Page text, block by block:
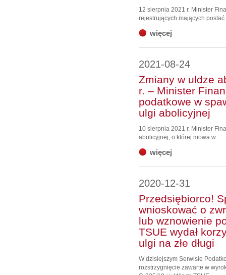
12 sierpnia 2021 r. Minister
rejestrujących mających postać
więcej
2021-08-24
Zmiany w uldze
r. – Minister
podatkowe w
ulgi abolicyjnej
10 sierpnia 2021 r. Minister
abolicyjnej, o której mowa w ...
więcej
2020-12-31
Przedsiębiorco!
wnioskować o
lub wznowienie
TSUE wydał
ulgi na złe długi
W dzisiejszym Serwisie
rozstrzygnięcie zawarte w